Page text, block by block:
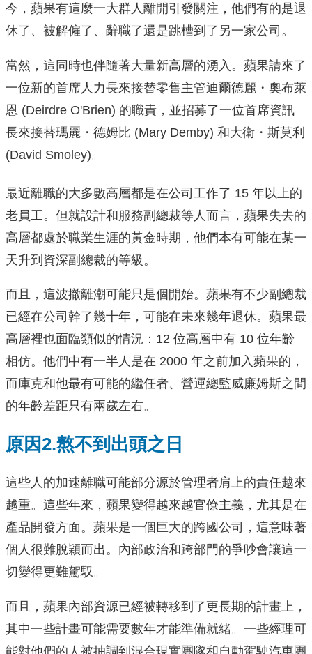
今，蘋果有這麼一大群人離開引發關注，他們有的是退
休了、被解僱了、辭職了還是跳槽到了另一家公司。
當然，這同時也伴隨著大量新高層的湧入。蘋果請來了
一位新的首席人力長來接替零售主管迪爾德麗・奧布萊
恩 (Deirdre O'Brien) 的職責，並招募了一位首席資訊
長來接替瑪麗・德姆比 (Mary Demby) 和大衛・斯莫利
(David Smoley)。
最近離職的大多數高層都是在公司工作了 15 年以上的
老員工。但就設計和服務副總裁等人而言，蘋果失去的
高層都處於職業生涯的黃金時期，他們本有可能在某一
天升到資深副總裁的等級。
而且，這波撤離潮可能只是個開始。蘋果有不少副總裁
已經在公司幹了幾十年，可能在未來幾年退休。蘋果最
高層裡也面臨類似的情況：12 位高層中有 10 位年齡
相仿。他們中有一半人是在 2000 年之前加入蘋果的，
而庫克和他最有可能的繼任者、營運總監威廉姆斯之間
的年齡差距只有兩歲左右。
原因2.熬不到出頭之日
這些人的加速離職可能部分源於管理者肩上的責任越來
越重。這些年來，蘋果變得越來越官僚主義，尤其是在
產品開發方面。蘋果是一個巨大的跨國公司，這意味著
個人很難脫穎而出。內部政治和跨部門的爭吵會讓這一
切變得更難駕馭。
而且，蘋果內部資源已經被轉移到了更長期的計畫上，
其中一些計畫可能需要數年才能準備就緒。一些經理可
能對他們的人被抽調到混合現實團隊和自動駕駛汽車團